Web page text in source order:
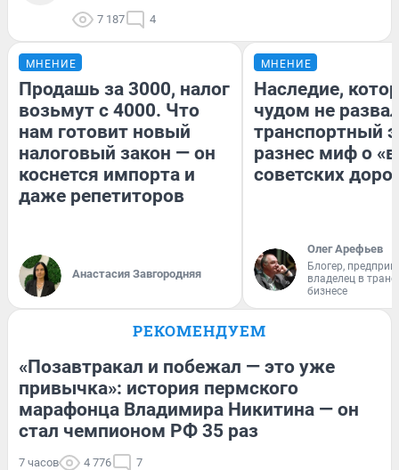
7 187 4
МНЕНИЕ
Продашь за 3000, налог
возьмут с 4000. Что
нам готовит новый
налоговый закон — он
коснется импорта и
даже репетиторов
Анастасия Завгородняя
МНЕНИЕ
Наследие,
чудом не
транспортный
разнес миф о
советских
Олег Арефьев
Блогер,
владелец в
бизнесе
РЕКОМЕНДУЕМ
«Позавтракал и побежал — это уже
привычка»: история пермского
марафонца Владимира Никитина — он
стал чемпионом РФ 35 раз
7 часов 4 776 7